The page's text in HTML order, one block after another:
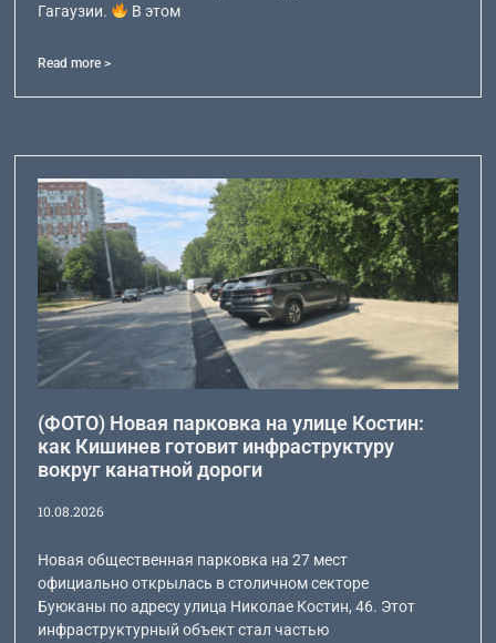
Гагаузии.
В этом
Read more >
(ФОТО) Новая парковка на улице Костин:
как Кишинев готовит инфраструктуру
вокруг канатной дороги
10.08.2026
Новая общественная парковка на 27 мест
официально открылась в столичном секторе
Буюканы по адресу улица Николае Костин, 46. Этот
инфраструктурный объект стал частью